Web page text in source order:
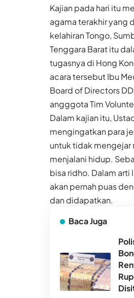
Kajian pada hari itu
agama terakhir yang
kelahiran Tongo,
Tenggara Barat itu
tugasnya di Hong
acara tersebut Ibu
Board of Directors
angggota Tim
Dalam kajian itu,
mengingatkan para
untuk tidak mengejar
menjalani hidup.
bisa ridho. Dalam arti
akan pernah puas
dan didapatkan.
Baca Juga